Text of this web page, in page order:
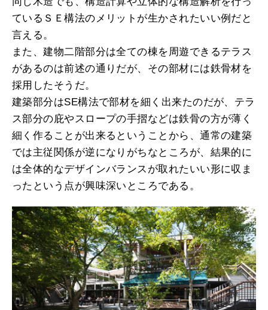
ているＳＥ構法のメリットが生かされたいい例だと
言える。
また、建物二階部分は全ての棟を周遊できるテラス
があるのは前述の通りだが、その部材には鉄骨材を
採用したそうだ。
建築部分はSE構法で部材を細く出来たのだが、テラ
ス部分の庇やスロープの手摺などは鉄骨の方が薄く
細く作ることが出来るということから、通常の建築
では主従関係が逆になりがちなところが、結果的に
は全体的なデザインバランスが取れたいい形に収ま
ったという点が興味深いところである。